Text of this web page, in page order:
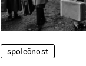
společnost